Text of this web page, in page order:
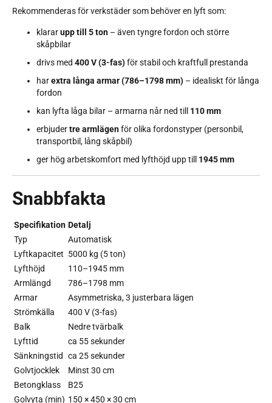
Rekommenderas för verkstäder som behöver en lyft som:
klararupp till 5 ton – även tyngre fordon och större
skåpbilar
drivs med 400 V (3-fas)för stabil och kraftfull prestanda
harextra långa armar (786–1798 mm) – idealiskt för långa
fordon
kan lyfta låga bilar – armarna når ned till 110 mm
erbjudertre armlägenför olika fordonstyper (personbil,
transportbil, lång skåpbil)
ger hög arbetskomfort med lyfthöjd upp till 1945 mm
Snabbfakta
Specifikation Detalj
Typ
Automatisk
Lyftkapacitet 5000 kg (5 ton)
Lyfthöjd
110–1945 mm
Armlängd
786–1798 mm
Armar
Asymmetriska, 3 justerbara lägen
Strömkälla
400 V (3-fas)
Balk
Nedre tvärbalk
Lyfttid
ca 55 sekunder
Sänkningstid ca 25 sekunder
Golvtjocklek
Minst 30 cm
Betongklass
B25
Golvyta (min) 150 × 450 × 30 cm